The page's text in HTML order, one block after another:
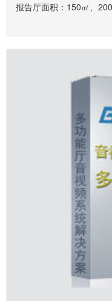
报告厅面积：150㎡、